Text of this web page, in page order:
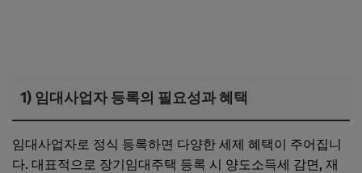
1) 임대사업자 등록의 필요성과 혜택
임대사업자로 정식 등록하면 다양한 세제 혜택이 주어집니
다. 대표적으로 장기임대주택 등록 시 양도소득세 감면, 재